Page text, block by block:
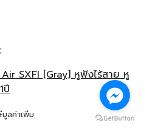
SXFI [Gray] หูฟังไร้สาย หู
ปี
ลค่าเพิ่ม